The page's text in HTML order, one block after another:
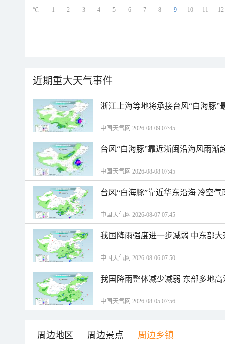
1 2 3 4 5 6 7 8 9 10 11 12
℃
近期重大天气事件
浙江上海等地将承接台风“白海豚”
中国天气网 2026-08-09 07:45
台风“白海豚”靠近浙闽沿海风雨渐
中国天气网 2026-08-08 07:45
台风“白海豚”靠近华东沿海 冷空
中国天气网 2026-08-07 07:45
我国降雨强度进一步减弱 中东部
中国天气网 2026-08-06 07:50
我国降雨整体减少减弱 东部多地
中国天气网 2026-08-05 07:56
周边地区 周边景点 周边乡镇